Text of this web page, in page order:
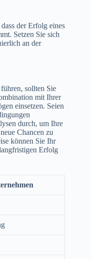
der Erfolg eines
Setzen Sie sich
an der
sollten Sie
mit Ihrer
einsetzen. Seien
durch, um Ihre
Chancen zu
können Sie Ihr
Erfolg